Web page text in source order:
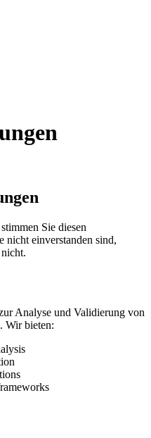
Sie diesen
nicht einverstanden sind,
Analyse und Validierung von
Wir bieten: